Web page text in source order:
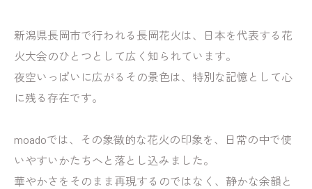
新潟県長岡市で行われる長岡花火は、日本を代表する花
火大会のひとつとして広く知られています。
夜空いっぱいに広がるその景色は、特別な記憶として心
に残る存在です。
moadoでは、その象徴的な花火の印象を、日常の中で使
いやすいかたちへと落とし込みました。
華やかさをそのまま再現するのではなく、静かな余韻と